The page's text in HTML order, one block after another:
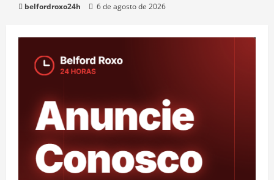
belfordroxo24h
6 de agosto de 2026